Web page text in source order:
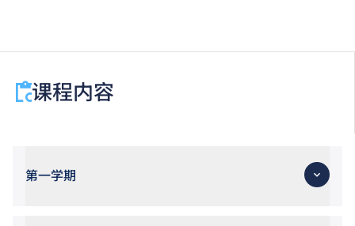
课程内容
第一学期